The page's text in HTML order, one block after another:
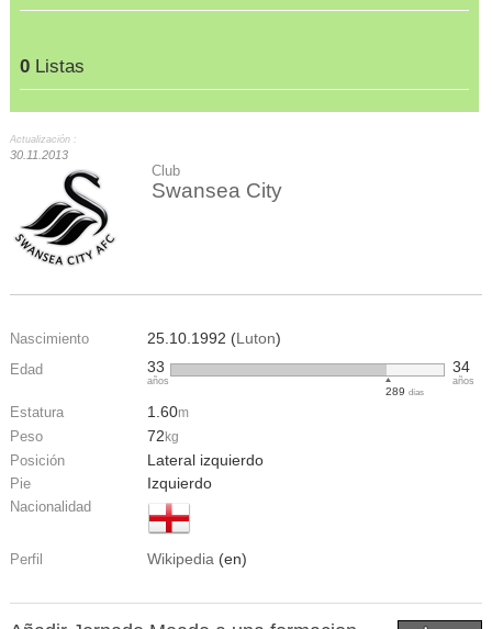
0 Listas
Actualización :
30.11.2013
Club
Swansea City
Nascimiento 25.10.1992 (Luton)
Edad 33
años
289 días
34
años
Estatura 1.60m
Peso 72 kg
Posición Lateral izquierdo
Pie Izquierdo
Nacionalidad
Perfil Wikipedia (en)